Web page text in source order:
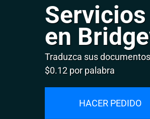
en
Traduzca sus
$0.12 por palabra
HACER PEDIDO